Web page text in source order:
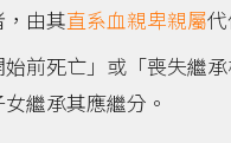
由其直系血親卑親屬
前死亡」或「喪失繼
繼承其應繼分。